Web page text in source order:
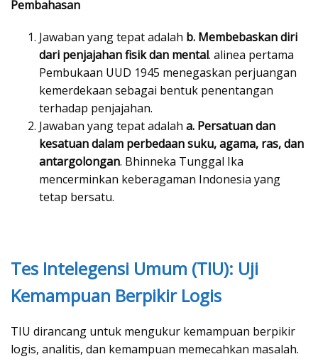
Pembahasan
Jawaban yang tepat adalah b. Membebaskan diri
dari penjajahan fisik dan mental. alinea pertama
Pembukaan UUD 1945 menegaskan perjuangan
kemerdekaan sebagai bentuk penentangan
terhadap penjajahan.
Jawaban yang tepat adalah a. Persatuan dan
kesatuan dalam perbedaan suku, agama, ras, dan
antargolongan. Bhinneka Tunggal Ika
mencerminkan keberagaman Indonesia yang
tetap bersatu.
Tes Intelegensi Umum (TIU): Uji
Kemampuan Berpikir Logis
TIU dirancang untuk mengukur kemampuan berpikir
logis, analitis, dan kemampuan memecahkan masalah.